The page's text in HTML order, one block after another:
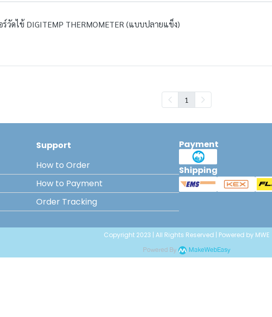
วัดไข้ DIGITEMP THERMOMETER (แบบปลายแข็ง)
1
Support
How to Order
How to Payment
Order Tracking
Payment
Shipping
Copyright 2023 | All Rights Reserved | Powered by MWE
Powered By MakeWebEasy